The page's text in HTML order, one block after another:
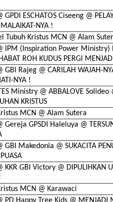
ESCHATOS Ciseeng @
NYA !
Tubuh Kristus MCN @ Alam
IPM (Inspiration Power Ministry)
ROH KUDUS PERGI
Rajeg @ CARILAH WAJAH-
NYA !
Ministry @ ABBALOVE Solideo
KRISTUS
MCN @ Alam Sutera
GPSDI Haleluya @
Makedonia @ SUKACITA
KKR GBI Victory @ DIPULIHKAN
MCN @ Karawaci